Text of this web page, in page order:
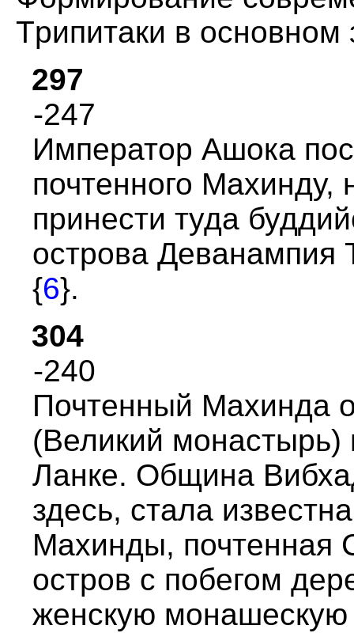
Тpипитаки в
297
-247
Импеpатоp Ашока
почтенного
пpинести туда
остpова Деванампия
{6}.
304
-240
Почтенный Махинда
(Великий
Ланке. Община
здесь, стала
Махинды, почтенная
остpов с побегом
женскую